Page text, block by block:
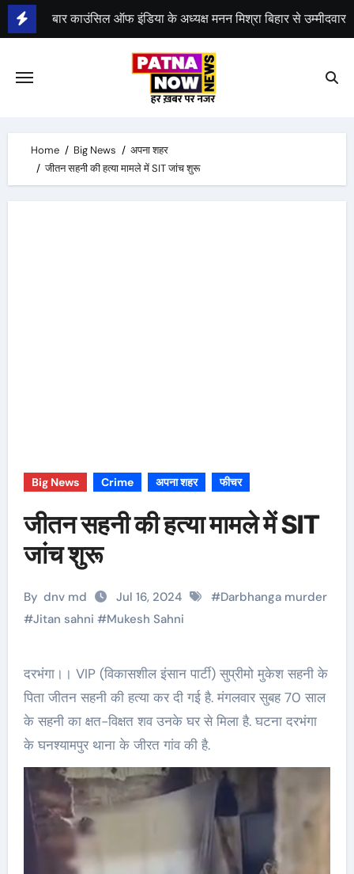
Skip
to
भीम सेना का 21 अगस्त को भारत बंद, राजद का बंद को समर्थन
Home Big News
अपना शहर
जीतन सहनी की हत्या मामले में SIT जांच शुरू
Big News Crime अपना शहर फीचर
जीतन सहनी की हत्या मामले में SIT
जांच शुरू
By dnv md Jul 16, 2024 #Darbhanga murder
#Jitan sahni #Mukesh Sahni
दरभंगा।। VIP (विकासशील इंसान पार्टी) सुप्रीमो मुकेश सहनी के
पिता जीतन सहनी की हत्या कर दी गई है. मंगलवार सुबह 70 साल
के सहनी का क्षत-विक्षत शव उनके घर से मिला है. घटना दरभंगा
के घनश्यामपुर थाना के जीरत गांव की है.